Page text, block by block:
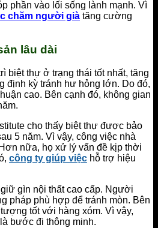
phần vào lối sống lành mạnh. Vì
chăm người già tăng cường
lâu dài
biệt thự ở trạng thái tốt nhất, tăng
định kỳ tránh hư hỏng lớn. Do đó,
cao. Bên cạnh đó, không gian
cho thấy biệt thự được bảo
5 năm. Vì vậy, công việc nhà
nữa, họ xử lý vấn đề kịp thời
công ty giúp việc hỗ trợ hiệu
gìn nội thất cao cấp. Người
pháp phù hợp để tránh mòn. Bên
tốt với hàng xóm. Vì vậy,
là bước đi thông minh.